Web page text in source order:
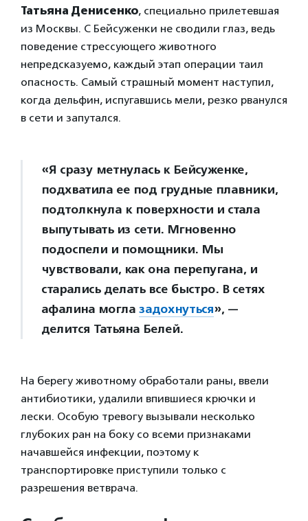
Татьяна Денисенко, специально прилетевшая
из Москвы. С Бейсуженки не сводили глаз, ведь
поведение стрессующего животного
непредсказуемо, каждый этап операции таил
опасность. Самый страшный момент наступил,
когда дельфин, испугавшись мели, резко рванулся
в сети и запутался.
«Я сразу метнулась к Бейсуженке,
подхватила ее под грудные плавники,
подтолкнула к поверхности и стала
выпутывать из сети. Мгновенно
подоспели и помощники. Мы
чувствовали, как она перепугана, и
старались делать все быстро. В сетях
афалина могла задохнуться», —
делится Татьяна Белей.
На берегу животному обработали раны, ввели
антибиотики, удалили впившиеся крючки и
лески. Особую тревогу вызывали несколько
глубоких ран на боку со всеми признаками
начавшейся инфекции, поэтому к
транспортировке приступили только с
разрешения ветврача.